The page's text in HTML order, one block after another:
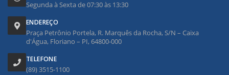
Segunda à Sexta de 07:30 às 13:30
ENDEREÇO
Praça Petrônio Portela, R. Marquês da Rocha, S/N – Caixa
d'Água, Floriano – PI, 64800-000
TELEFONE
(89) 3515-1100